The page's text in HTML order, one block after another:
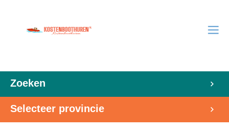
Zoeken
Selecteer provincie